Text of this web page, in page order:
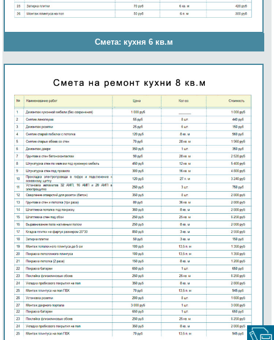
Смета: кухня 6 кв.м